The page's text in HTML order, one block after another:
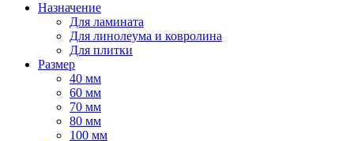
Назначение
Для ламината
Для линолеума и ковролина
Для плитки
Размер
40 мм
60 мм
70 мм
80 мм
100 мм